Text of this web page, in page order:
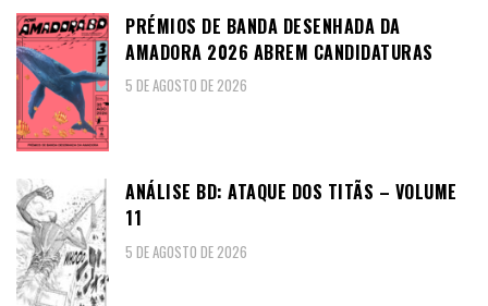
PRÉMIOS DE BANDA DESENHADA DA
AMADORA 2026 ABREM CANDIDATURAS
5 DE AGOSTO DE 2026
ANÁLISE BD: ATAQUE DOS TITÃS – VOLUME
11
5 DE AGOSTO DE 2026